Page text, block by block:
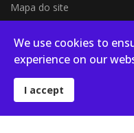
Mapa do site
Blog
We use cookies to
experience on our
I accept